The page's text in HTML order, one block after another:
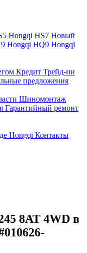
Hongqi HS7 Новый
Hongqi HQ9 Hongqi
Кредит Трейд-ин
предложения
Шиномонтаж
Гарантийный ремонт
Hongqi Контакты
8AT 4WD в